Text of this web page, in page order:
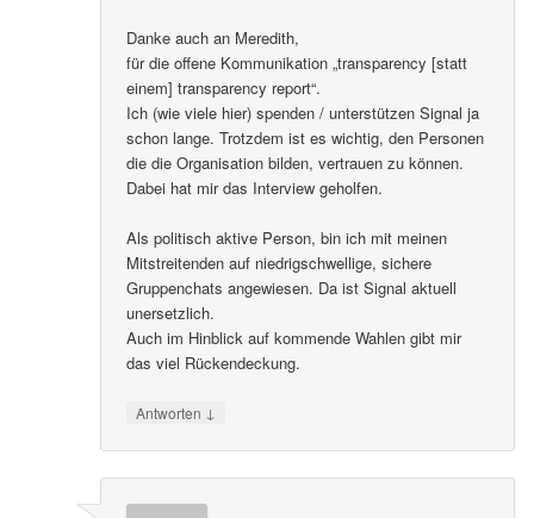
Danke auch an Meredith,
für die offene Kommunikation „transparency [statt
einem] transparency report“.
Ich (wie viele hier) spenden / unterstützen Signal ja
schon lange. Trotzdem ist es wichtig, den Personen
die die Organisation bilden, vertrauen zu können.
Dabei hat mir das Interview geholfen.
Als politisch aktive Person, bin ich mit meinen
Mitstreitenden auf niedrigschwellige, sichere
Gruppenchats angewiesen. Da ist Signal aktuell
unersetzlich.
Auch im Hinblick auf kommende Wahlen gibt mir
das viel Rückendeckung.
Antworten ↓